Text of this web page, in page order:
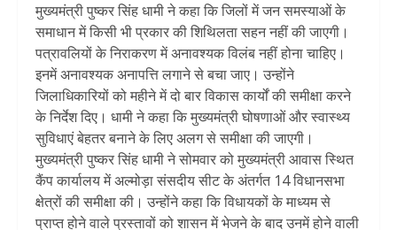
मुख्यमंत्री पुष्कर सिंह धामी ने कहा कि जिलों में जन समस्याओं के
समाधान में किसी भी प्रकार की शिथिलता सहन नहीं की जाएगी।
पत्रावलियों के निराकरण में अनावश्यक विलंब नहीं होना चाहिए।
इनमें अनावश्यक अनापत्ति लगाने से बचा जाए। उन्होंने
जिलाधिकारियों को महीने में दो बार विकास कार्यों की समीक्षा करने
के निर्देश दिए। धामी ने कहा कि मुख्यमंत्री घोषणाओं और स्वास्थ्य
सुविधाएं बेहतर बनाने के लिए अलग से समीक्षा की जाएगी।
मुख्यमंत्री पुष्कर सिंह धामी ने सोमवार को मुख्यमंत्री आवास स्थित
कैंप कार्यालय में अल्मोड़ा संसदीय सीट के अंतर्गत 14 विधानसभा
क्षेत्रों की समीक्षा की। उन्होंने कहा कि विधायकों के माध्यम से
प्राप्त होने वाले प्रस्तावों को शासन में भेजने के बाद उनमें होने वाली